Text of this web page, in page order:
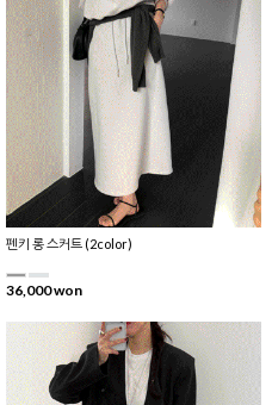
펜키 롱 스커트 (2color)
36,000 won